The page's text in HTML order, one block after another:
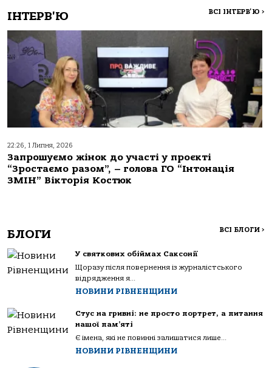
ІНТЕРВ'Ю ВСІ ІНТЕРВ'Ю >
22:26, 1 Липня, 2026
Запрошуємо жінок до участі у проєкті
“Зростаємо разом”, – голова ГО “Інтонація
ЗМІН” Вікторія Костюк
БЛОГИ ВСІ БЛОГИ >
У святкових обіймах Саксонії
Щоразу після повернення із журналістського
відрядження я...
НОВИНИ РІВНЕНЩИНИ
Стус на гривні: не просто портрет, а питання
нашої пам’яті
Є імена, які не повинні залишатися лише...
НОВИНИ РІВНЕНЩИНИ